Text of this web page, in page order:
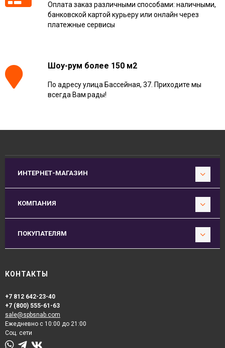
Оплата заказ различными способами: наличными,
банковской картой курьеру или онлайн через
платежные сервисы
Шоу-рум более 150 м2
По адресу улица Бассейная, 37. Приходите мы
всегда Вам рады!
ИНТЕРНЕТ-МАГАЗИН
КОМПАНИЯ
ПОКУПАТЕЛЯМ
КОНТАКТЫ
+7 812 642-23-40
+7 (800) 555-61-63
sale@spbsnab.com
Ежедневно с 10:00 до 21:00
Соц. сети